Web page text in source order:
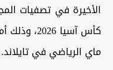
الأخيرة في تصفيات
كأس آسيا
ماي الرياضي في تايلاند.